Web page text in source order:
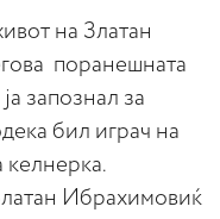
на Златан
поранешната
запознал за
бил играч на
келнерка.
Ибрахимовиќ